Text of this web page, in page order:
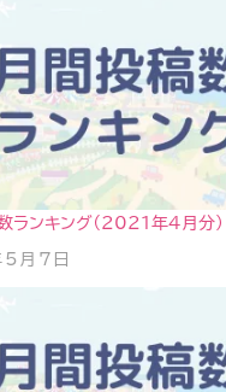
ランキング（2021年4月分）
月7日